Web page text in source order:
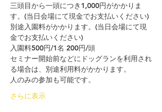
三頭目から一頭につき1,000円がかかりま
す。(当日会場にて現金でお支払いください)
別途入園料がかかります。(当日会場にて現
金でお支払いください)
入園料500円/1名 200円/頭​
セミナー開始前などにドッグランを利用され
る場合は、別途利用料がかかります。
人のみの参加も可能です。
さらに表示